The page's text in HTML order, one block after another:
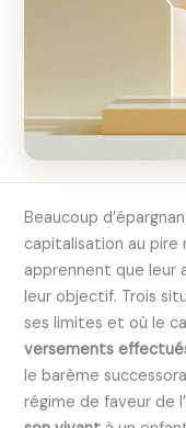
Beaucoup
capitalisation au pire
apprennent que leur
leur objectif. Trois
ses limites et où le
versements
le barème
régime de faveur de